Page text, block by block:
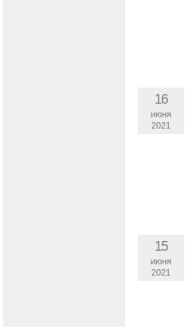
16
июня
2021
15
июня
2021